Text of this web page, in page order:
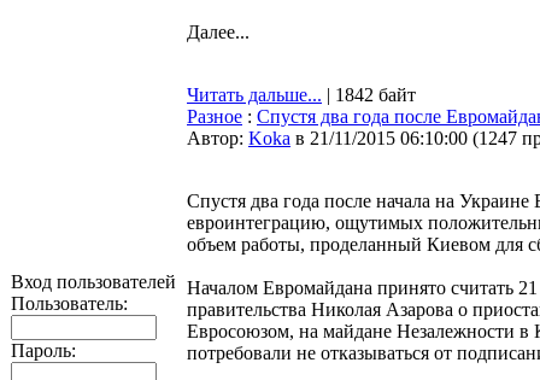
Вход пользователей
Пользователь:
Пароль:
Далее...
Читать дальше... | 1842 байт
Разное : Спустя два года после
Автор: Koka в 21/11/2015 06:10:00 (1247
Спустя два года после начала на
евроинтеграцию, ощутимых
объем работы, проделанный Киевом для
Началом Евромайдана принято считать
правительства Николая Азарова о
Евросоюзом, на майдане Незалежности
потребовали не отказываться от